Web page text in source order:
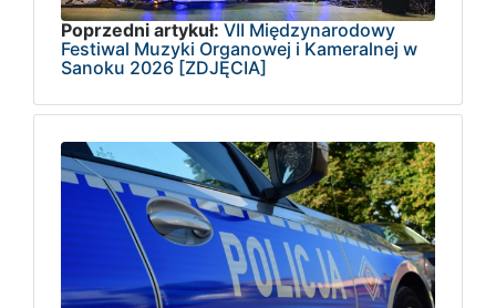
Poprzedni artykuł: VII Międzynarodowy
Festiwal Muzyki Organowej i Kameralnej w
Sanoku 2026 [ZDJĘCIA]